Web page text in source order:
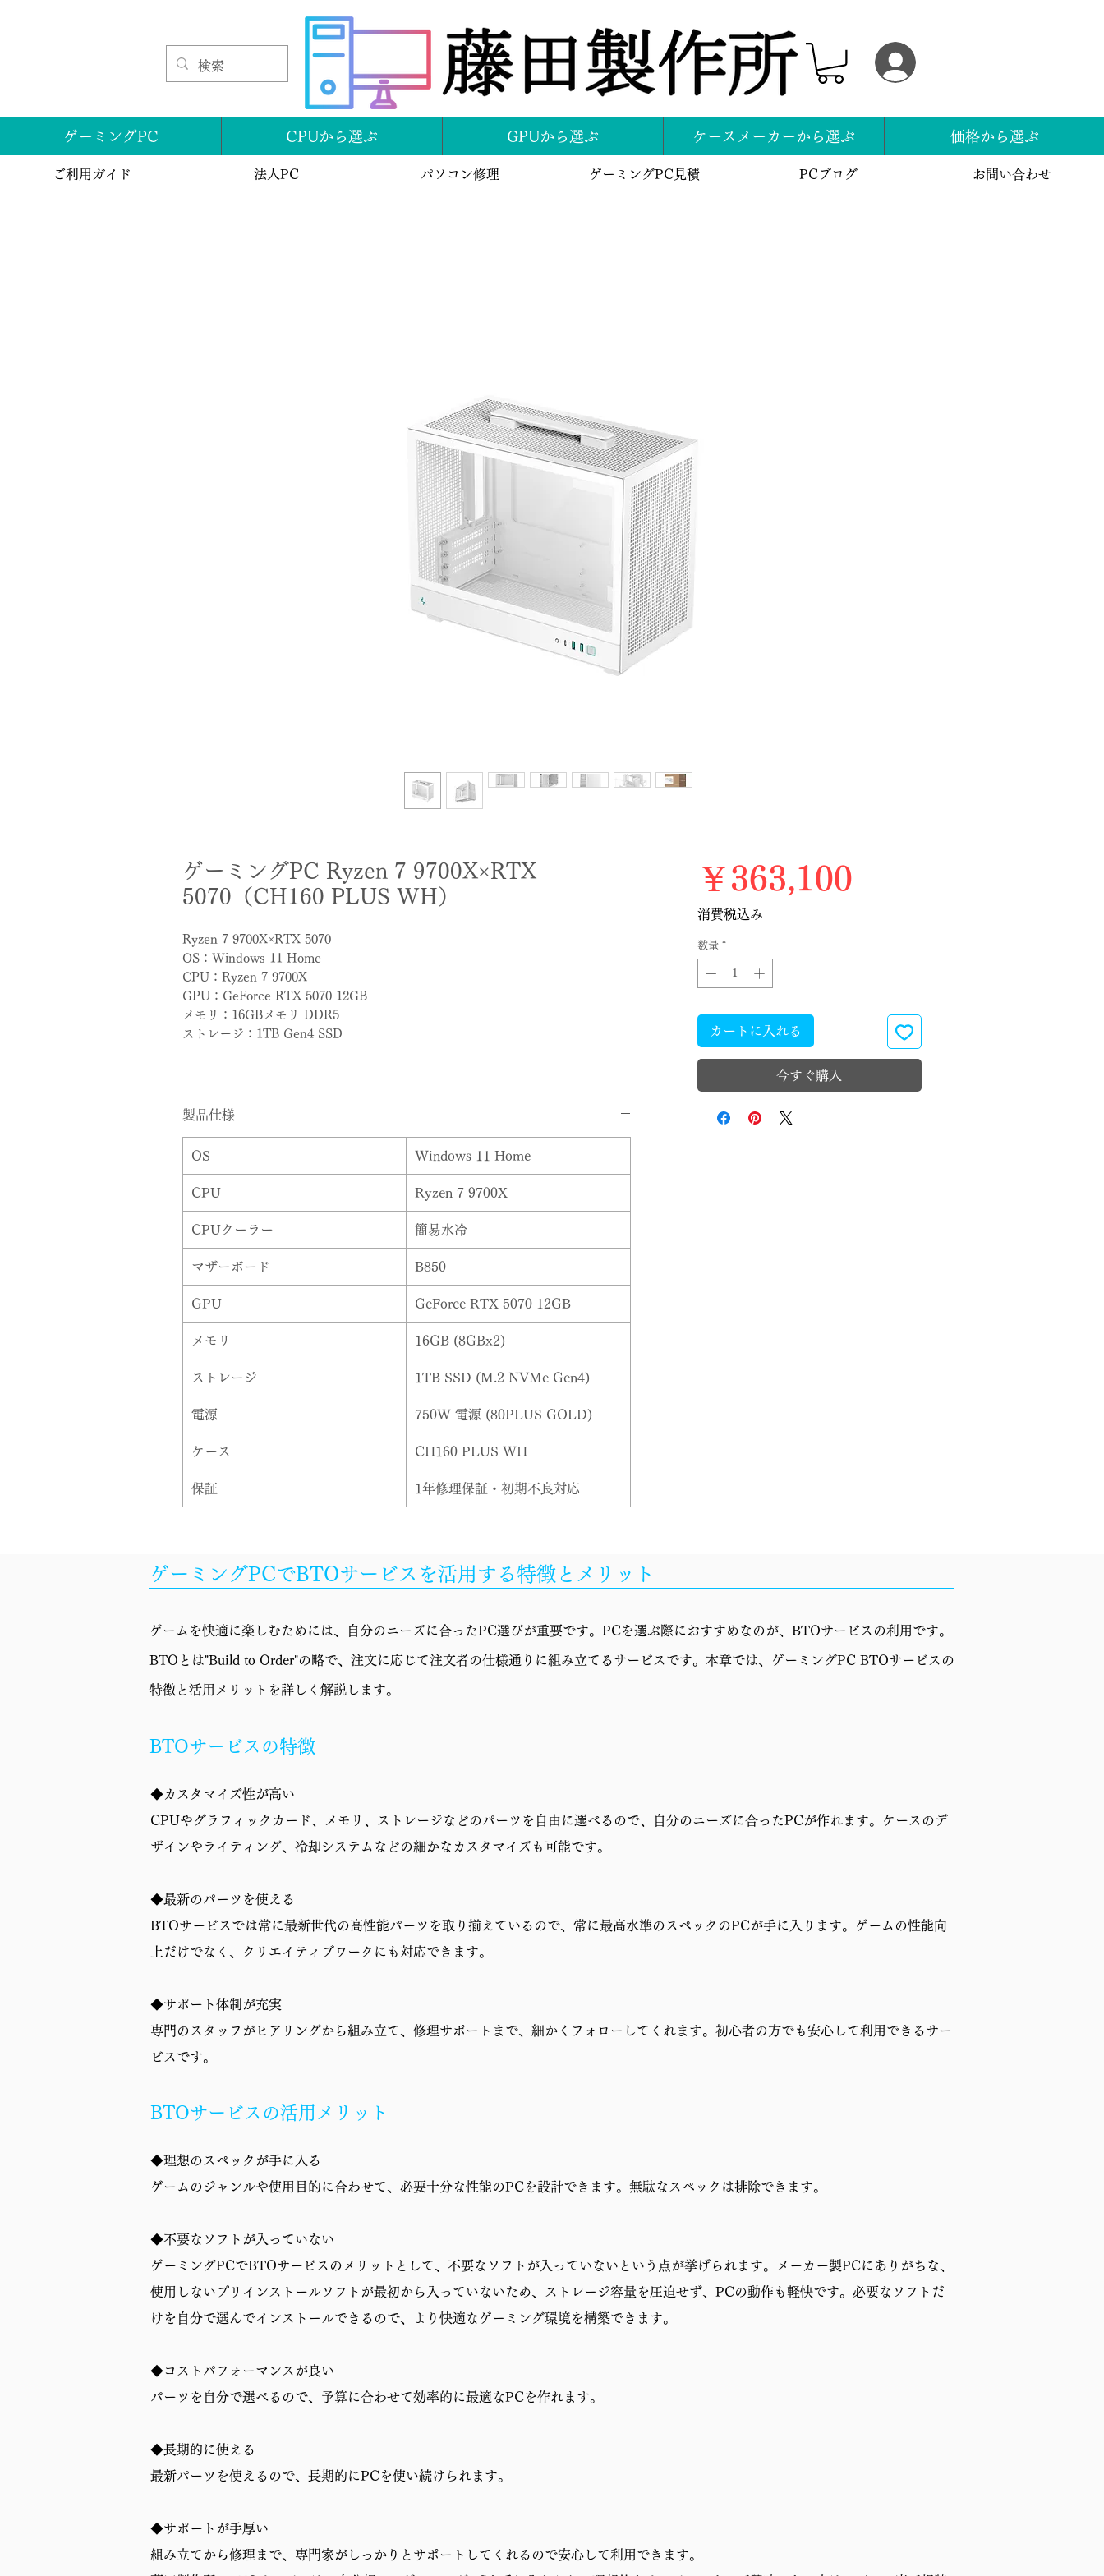
ゲーミングPC CPUから選ぶ GPUから選ぶ ケースメーカーから選ぶ 価格から選ぶ
ご利用ガイド 法人PC パソコン修理 ゲーミングPC見積 PCブログ お問い合わせ
ゲーミングPC Ryzen 7 9700X×RTX
5070（CH160 PLUS WH）
Ryzen 7 9700X×RTX 5070
OS：Windows 11 Home
CPU：Ryzen 7 9700X
GPU：GeForce RTX 5070 12GB
メモリ：16GBメモリ DDR5
ストレージ：1TB Gen4 SSD
製品仕様
OS Windows 11 Home
CPU Ryzen 7 9700X
CPUクーラー 簡易水冷
マザーボード B850
GPU GeForce RTX 5070 12GB
メモリ 16GB (8GBx2)
ストレージ 1TB SSD (M.2 NVMe Gen4)
電源 750W 電源 (80PLUS GOLD)
ケース CH160 PLUS WH
保証 1年修理保証・初期不良対応
￥363,100価格
消費税込み
数量 *
カートに入れる
今すぐ購入
ゲーミングPCでBTOサービスを活用する特徴とメリット
ゲームを快適に楽しむためには、自分のニーズに合ったPC選びが重要です。PCを選ぶ際におすすめなのが、BTOサービスの利用です。
BTOとは"Build to Order"の略で、注文に応じて注文者の仕様通りに組み立てるサービスです。本章では、ゲーミングPC BTOサービスの
特徴と活用メリットを詳しく解説します。
BTOサービスの特徴
◆カスタマイズ性が高い
CPUやグラフィックカード、メモリ、ストレージなどのパーツを自由に選べるので、自分のニーズに合ったPCが作れます。ケースのデ
ザインやライティング、冷却システムなどの細かなカスタマイズも可能です。
◆最新のパーツを使える
BTOサービスでは常に最新世代の高性能パーツを取り揃えているので、常に最高水準のスペックのPCが手に入ります。ゲームの性能向
上だけでなく、クリエイティブワークにも対応できます。
◆サポート体制が充実
専門のスタッフがヒアリングから組み立て、修理サポートまで、細かくフォローしてくれます。初心者の方でも安心して利用できるサー
ビスです。
BTOサービスの活用メリット
◆理想のスペックが手に入る
ゲームのジャンルや使用目的に合わせて、必要十分な性能のPCを設計できます。無駄なスペックは排除できます。
◆不要なソフトが入っていない
ゲーミングPCでBTOサービスのメリットとして、不要なソフトが入っていないという点が挙げられます。メーカー製PCにありがちな、
使用しないプリインストールソフトが最初から入っていないため、ストレージ容量を圧迫せず、PCの動作も軽快です。必要なソフトだ
けを自分で選んでインストールできるので、より快適なゲーミング環境を構築できます。
◆コストパフォーマンスが良い
パーツを自分で選べるので、予算に合わせて効率的に最適なPCを作れます。
◆長期的に使える
最新パーツを使えるので、長期的にPCを使い続けられます。
◆サポートが手厚い
組み立てから修理まで、専門家がしっかりとサポートしてくれるので安心して利用できます。